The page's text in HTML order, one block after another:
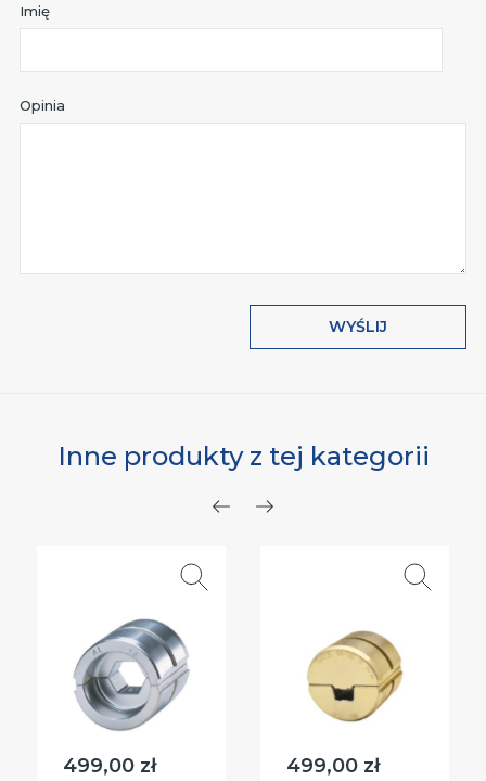
Imię
Opinia
WYŚLIJ
Inne produkty z tej kategorii
499,00 zł 499,00 zł